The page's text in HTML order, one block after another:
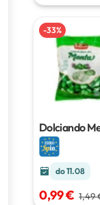
-33%
Dolciando
bomboni s
punjenjem
do 11.08
0,99 € 1,49